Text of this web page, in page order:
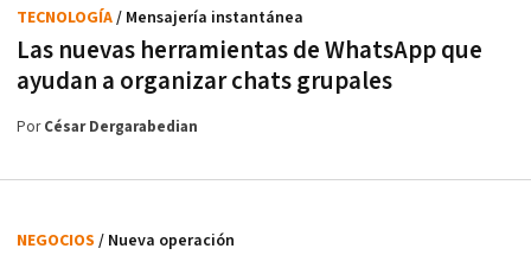
Las nuevas herramientas de WhatsApp que
ayudan a organizar chats grupales
TECNOLOGÍA/ Mensajería instantánea
PorCésar Dergarabedian
NEGOCIOS / Nueva operación